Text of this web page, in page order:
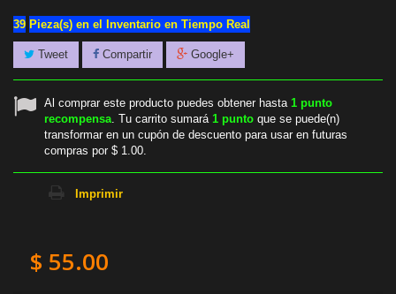
39 Pieza(s) en el Inventario en Tiempo Real
Tweet Compartir Google+
Al comprar este producto puedes obtener hasta 1 punto
recompensa. Tu carrito sumará 1 punto que se puede(n)
transformar en un cupón de descuento para usar en futuras
compras por $ 1.00.
Imprimir
$ 55.00